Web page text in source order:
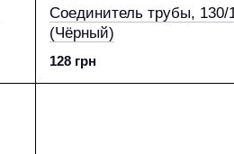
Соединитель трубы, 130/
(Чёрный)
128 грн